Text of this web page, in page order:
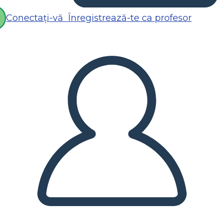
Conectați-vă Înregistrează-te ca profesor